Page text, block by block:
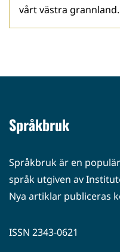
vårt västra grannland.
Språkbruk
Språkbruk är en
språk utgiven av
Nya artiklar publiceras
ISSN 2343-0621